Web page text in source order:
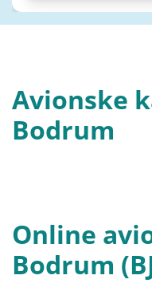
Avionske
Bodrum
Online
Bodrum